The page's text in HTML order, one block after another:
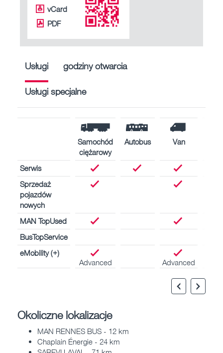
vCard
PDF
Usługi godziny otwarcia
Usługi specjalne
Samochód
ciężarowy
Autobus Van
Serwis
Sprzedaż
pojazdów
nowych
MAN TopUsed
BusTopService
eMobility (+)
Advanced
Advanced
Okoliczne lokalizacje
MAN RENNES BUS - 12 km
Chaplain Énergie - 24 km